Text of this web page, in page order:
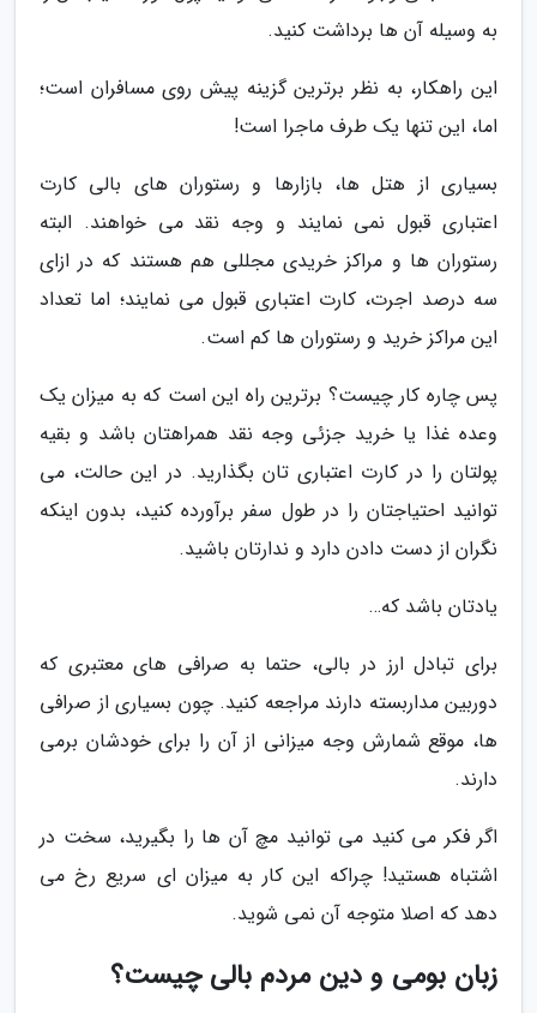
به وسیله آن ها برداشت کنید.
این راهکار، به نظر برترین گزینه پیش روی مسافران است؛
اما، این تنها یک طرف ماجرا است!
بسیاری از هتل ها، بازارها و رستوران های بالی کارت
اعتباری قبول نمی نمایند و وجه نقد می خواهند. البته
رستوران ها و مراکز خریدی مجللی هم هستند که در ازای
سه درصد اجرت، کارت اعتباری قبول می نمایند؛ اما تعداد
این مراکز خرید و رستوران ها کم است.
پس چاره کار چیست؟ برترین راه این است که به میزان یک
وعده غذا یا خرید جزئی وجه نقد همراهتان باشد و بقیه
پولتان را در کارت اعتباری تان بگذارید. در این حالت، می
توانید احتیاجتان را در طول سفر برآورده کنید، بدون اینکه
نگران از دست دادن دارد و ندارتان باشید.
یادتان باشد که…
برای تبادل ارز در بالی، حتما به صرافی های معتبری که
دوربین مداربسته دارند مراجعه کنید. چون بسیاری از صرافی
ها، موقع شمارش وجه میزانی از آن را برای خودشان برمی
دارند.
اگر فکر می کنید می توانید مچ آن ها را بگیرید، سخت در
اشتباه هستید! چراکه این کار به میزان ای سریع رخ می
دهد که اصلا متوجه آن نمی شوید.
زبان بومی و دین مردم بالی چیست؟